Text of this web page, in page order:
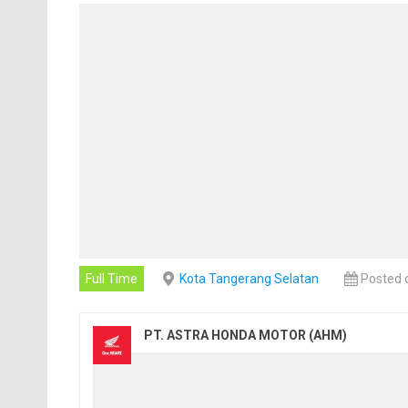
Full Time Kota Tangerang Selatan Posted
PT. ASTRA HONDA MOTOR (AHM)